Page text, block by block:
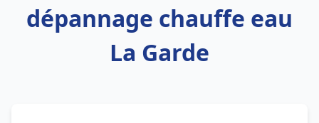
dépannage chauffe eau
La Garde